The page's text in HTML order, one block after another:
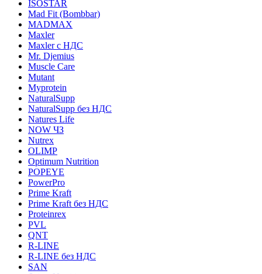
ISOSTAR
Mad Fit (Bombbar)
MADMAX
Maxler
Maxler с НДС
Mr. Djemius
Muscle Care
Mutant
Myprotein
NaturalSupp
NaturalSupp без НДС
Natures Life
NOW ЧЗ
Nutrex
OLIMP
Optimum Nutrition
POPEYE
PowerPro
Prime Kraft
Prime Kraft без НДС
Proteinrex
PVL
QNT
R-LINE
R-LINE без НДС
SAN